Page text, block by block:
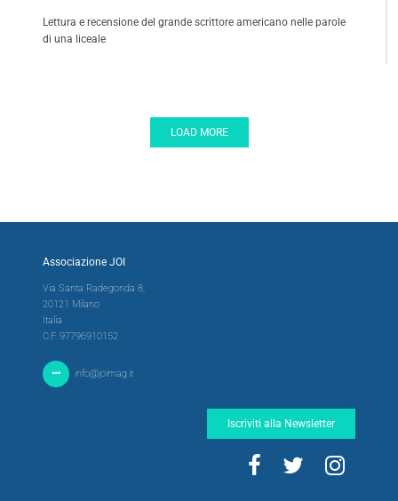
Lettura e recensione del grande scrittore americano nelle parole
di una liceale
LOAD MORE
Associazione JOI
Via Santa Radegonda 8,
20121 Milano
Italia
C.F. 97796910152
info@joimag.it
Iscriviti alla Newsletter